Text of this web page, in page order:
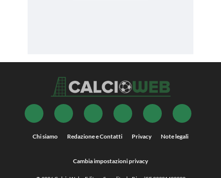
Chi siamo Redazione e Contatti Privacy Note legali
Cambia impostazioni privacy